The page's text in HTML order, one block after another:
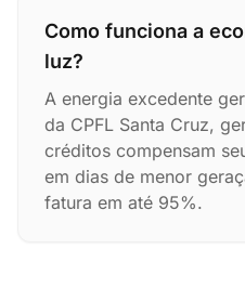
Como funciona a
luz?
A energia excedente
da CPFL Santa Cruz,
créditos compensam
em dias de menor
fatura em até 95%.